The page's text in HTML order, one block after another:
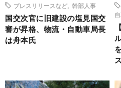
プレスリリースなど
幹部人事
国交次官に旧建設の塩見国交
審が昇格、物流・自動車局長
は舟本氏